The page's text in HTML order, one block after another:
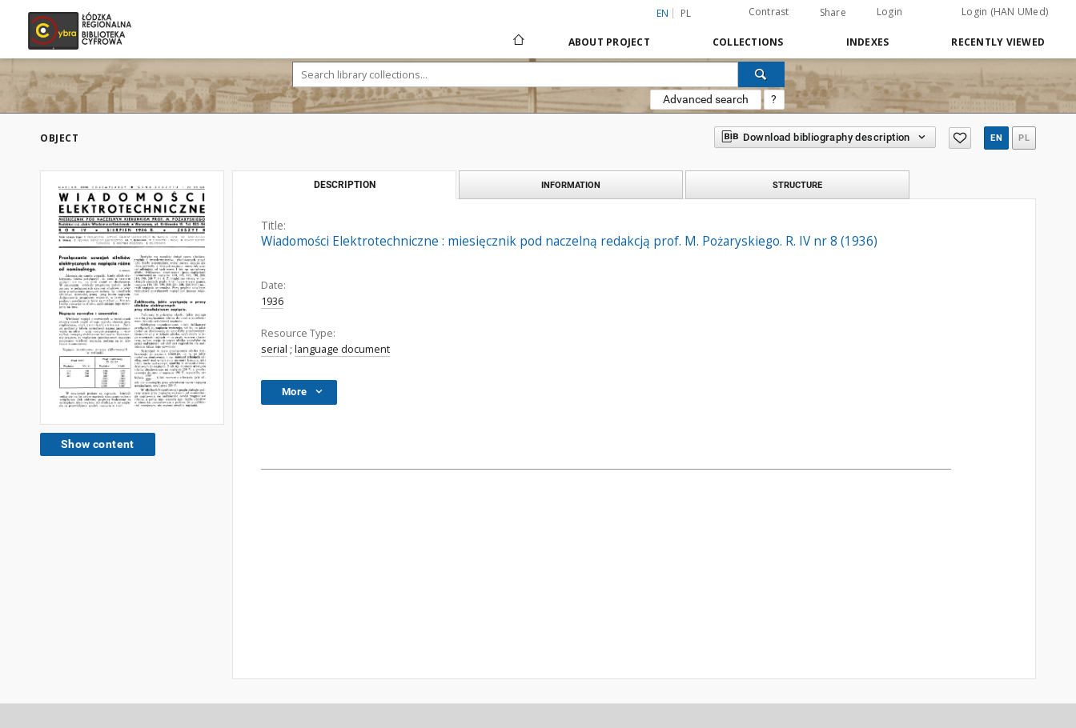
EN PL Contrast Share Login Login (HAN UMed)
ABOUT PROJECT COLLECTIONS INDEXES RECENTLY VIEWED
Advanced search ?
OBJECT Download bibliography description EN PL
Show content
DESCRIPTION INFORMATION STRUCTURE
Title:
Wiadomości Elektrotechniczne : miesięcznik pod naczelną redakcją prof. M. Pożaryskiego. R. IV nr 8 (1936)
Date:
1936
Resource Type:
serial ; language document
More